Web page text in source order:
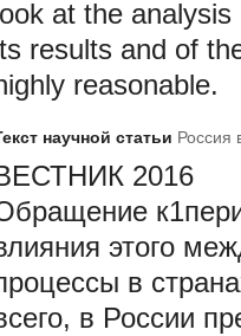
at the
results and of
reasonable.
научной статьи Россия
2016
этого
в
в России